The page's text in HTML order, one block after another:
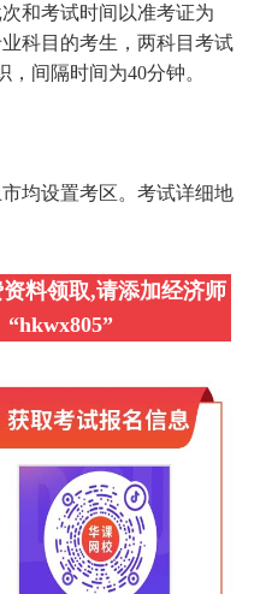
和考试时间以准考证为
科目的考生，两科目考试
间隔时间为40分钟。
均设置考区。考试详细地
料领取,请添加经济师
“hkwx805”